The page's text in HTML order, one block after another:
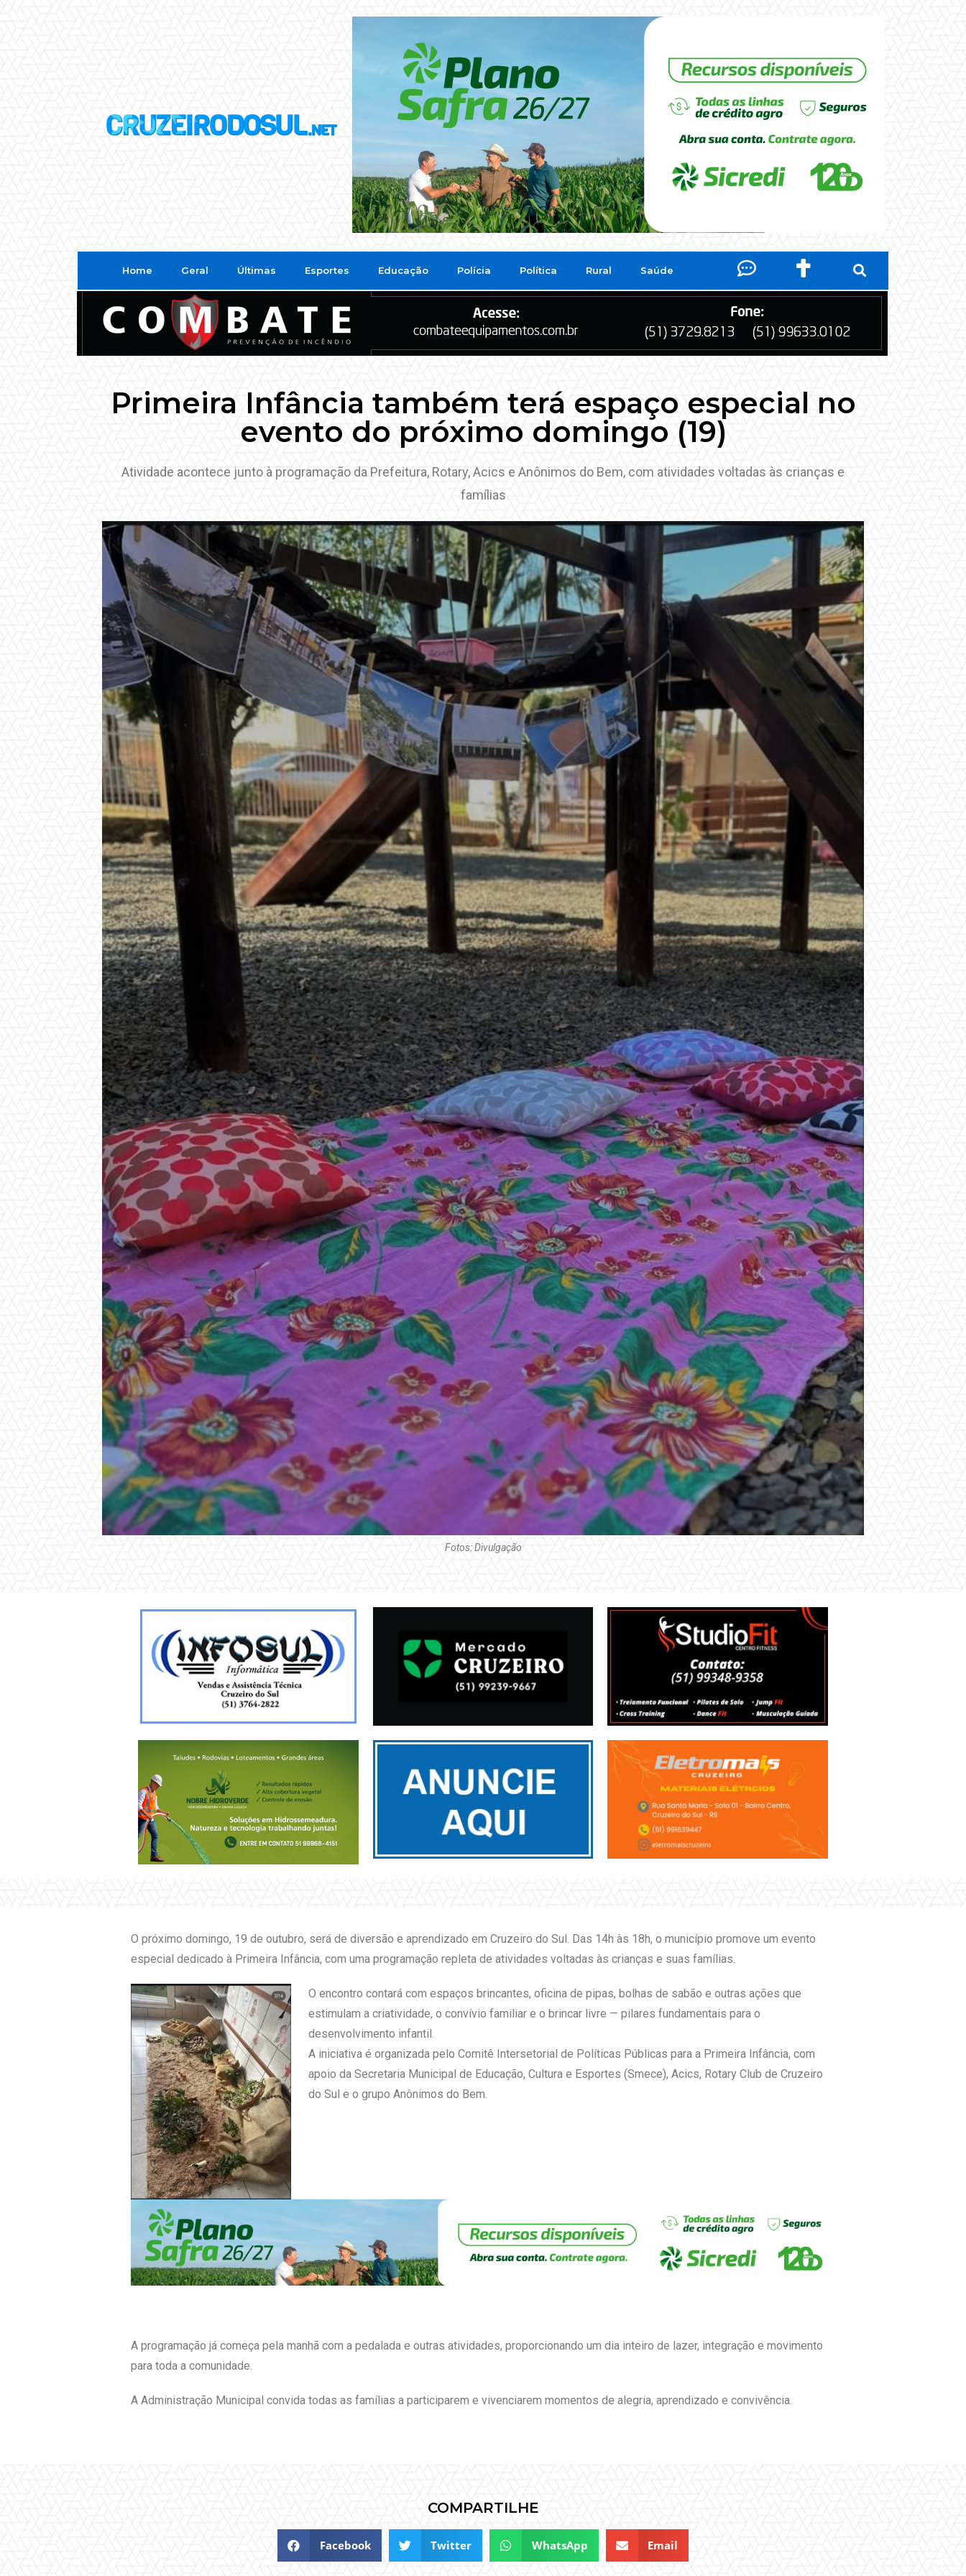
Home Geral Últimas Esportes Educação Polícia Política Rural Saúde
Primeira Infância também terá espaço especial no
evento do próximo domingo (19)
Atividade acontece junto à programação da Prefeitura, Rotary, Acics e Anônimos do Bem, com atividades voltadas às crianças e
famílias
Fotos: Divulgação
O próximo domingo, 19 de outubro, será de diversão e aprendizado em Cruzeiro do Sul. Das 14h às 18h, o município promove um evento
especial dedicado à Primeira Infância, com uma programação repleta de atividades voltadas às crianças e suas famílias.
O encontro contará com espaços brincantes, oficina de pipas, bolhas de sabão e outras ações que
estimulam a criatividade, o convívio familiar e o brincar livre — pilares fundamentais para o
desenvolvimento infantil.
A iniciativa é organizada pelo Comitê Intersetorial de Políticas Públicas para a Primeira Infância, com
apoio da Secretaria Municipal de Educação, Cultura e Esportes (Smece), Acics, Rotary Club de Cruzeiro
do Sul e o grupo Anônimos do Bem.
A programação já começa pela manhã com a pedalada e outras atividades, proporcionando um dia inteiro de lazer, integração e movimento
para toda a comunidade.
A Administração Municipal convida todas as famílias a participarem e vivenciarem momentos de alegria, aprendizado e convivência.
COMPARTILHE
Facebook Twitter WhatsApp Email